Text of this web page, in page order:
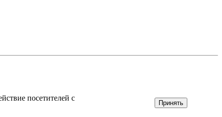
посетителей с
Принять